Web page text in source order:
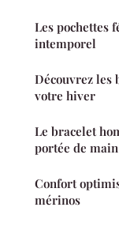
Les pochettes
intemporel
Découvrez les
votre hiver
Le bracelet
portée de main
Confort
mérinos